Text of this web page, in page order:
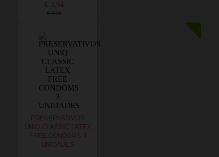
€ 3,94
€ 4,96
PRESERVATIVOS
UNIQ CLASSIC LATEX
FREE CONDOMS 3
UNIDADES